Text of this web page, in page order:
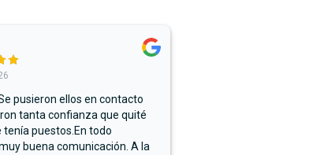
pusieron ellos en contacto
tanta confianza que quité
tenía puestos.En todo
buena comunicación. A la